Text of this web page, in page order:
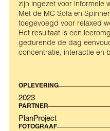
zijn ingezet voor informele
Met de MC Sofa en
toegevoegd voor relaxed
Het resultaat is een
gedurende de dag
concentratie, interactie en
OPLEVERING
2023
PARTNER
PlanProject
FOTOGRAAF